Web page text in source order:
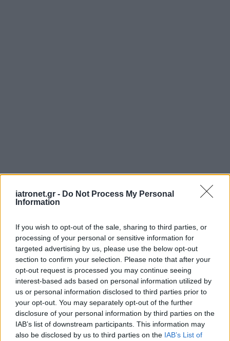
iatronet.gr - Do Not Process My Personal
Information
If you wish to opt-out of the sale, sharing to third parties, or
processing of your personal or sensitive information for
targeted advertising by us, please use the below opt-out
section to confirm your selection. Please note that after your
opt-out request is processed you may continue seeing
interest-based ads based on personal information utilized by
us or personal information disclosed to third parties prior to
your opt-out. You may separately opt-out of the further
disclosure of your personal information by third parties on the
IAB’s list of downstream participants. This information may
also be disclosed by us to third parties on the IAB’s List of
ΜΠΕΙΤΕ ΣΤΗ ΣΥΖΗΤΗΣΗ
Loading...